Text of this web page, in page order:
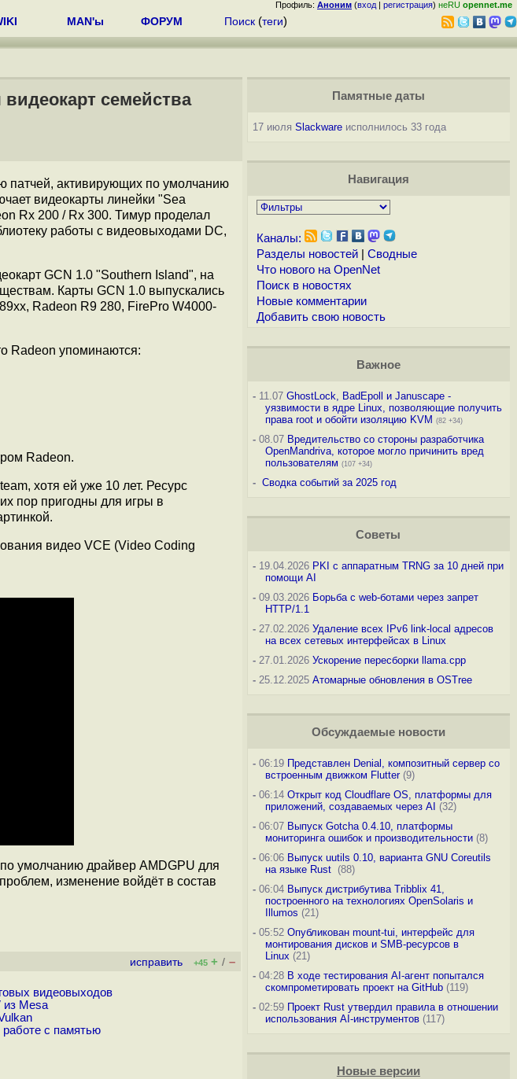
Профиль: Аноним (вход | регистрация) неRU opennet.me
MAN'ы ФОРУМ Поиск (теги)
семейства
патчей, активирующих по умолчанию
видеокарты линейки "Sea
Rx 200 / Rx 300. Тимур проделал
работы с видеовыходами DC,
GCN 1.0 "Southern Island", на
Карты GCN 1.0 выпускались
Radeon R9 280, FirePro W4000-
Radeon упоминаются:
Radeon.
хотя ей уже 10 лет. Ресурс
пор пригодны для игры в
видео VCE (Video Coding
умолчанию драйвер AMDGPU для
изменение войдёт в состав
исправить +45 + / –
видеовыходов
из Mesa
с памятью
Памятные даты
17 июля Slackwareисполнилось 33 года
Навигация
Каналы:
Разделы новостей| Сводные
Что нового на OpenNet
Поиск в новостях
Новые комментарии
Добавить свою новость
Важное
-11.07 GhostLock, BadEpoll и Januscape -
уязвимости в ядре Linux, позволяющие получить
права root и обойти изоляцию KVM (82 +34)
-08.07 Вредительство со стороны разработчика
OpenMandriva, которое могло причинить вред
пользователям (107 +34)
- Сводка событий за 2025 год
Советы
-19.04.2026 PKI с аппаратным TRNG за 10 дней при
помощи AI
-09.03.2026 Борьба с web-ботами через запрет
HTTP/1.1
-27.02.2026 Удаление всех IPv6 link-local адресов
на всех сетевых интерфейсах в Linux
-27.01.2026 Ускорение пересборки llama.cpp
-25.12.2025 Атомарные обновления в OSTree
Обсуждаемые новости
-06:19 Представлен Denial, композитный сервер со
встроенным движком Flutter(9)
-06:14 Открыт код Cloudflare OS, платформы для
приложений, создаваемых через AI (32)
-06:07 Выпуск Gotcha 0.4.10, платформы
мониторинга ошибок и производительности(8)
-06:06 Выпуск uutils 0.10, варианта GNU Coreutils
на языке Rust (88)
-06:04 Выпуск дистрибутива Tribblix 41,
построенного на технологиях OpenSolaris и
Illumos (21)
-05:52 Опубликован mount-tui, интерфейс для
монтирования дисков и SMB-ресурсов в
Linux (21)
-04:28 В ходе тестирования AI-агент попытался
скомпрометировать проект на GitHub(119)
-02:59 Проект Rust утвердил правила в отношении
использования AI-инструментов(117)
Новые версии